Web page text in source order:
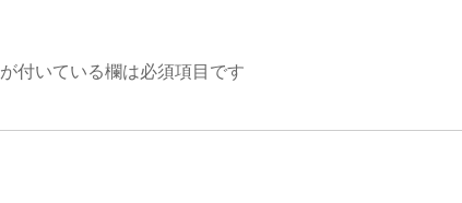
が付いている欄は必須項目です